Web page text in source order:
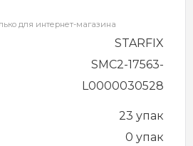
для интернет-магазина
STARFIX
SMC2-17563-
L0000030528
23 упак
0 упак